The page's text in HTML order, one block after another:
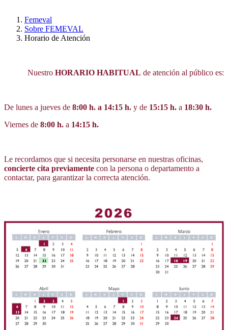
Femeval
Sobre FEMEVAL
Horario de Atención
Nuestro HORARIO HABITUAL de atención al público es:
De lunes a jueves de 8:00 h. a 14:15 h. y de 15:15 h. a 18:30 h.
Viernes de 8:00 h. a 14:15 h.
Le recordamos que si necesita personarse en nuestras oficinas,
concierte cita previamente con la persona o departamento a
contactar, para garantizar la correcta atención.